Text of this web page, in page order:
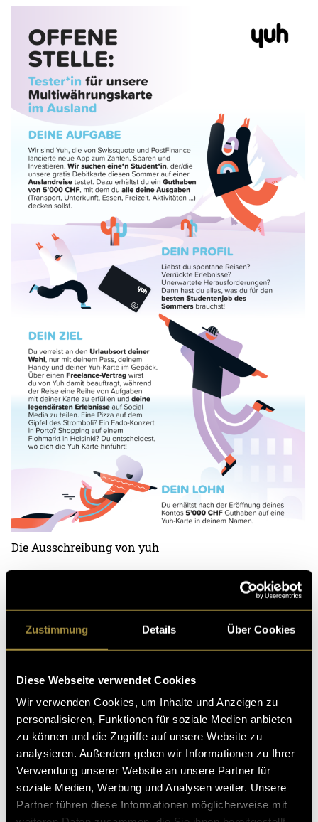
Zustimmung Details Über Cookies
Diese Webseite verwendet Cookies
Wir verwenden Cookies, um Inhalte und Anzeigen zu
personalisieren, Funktionen für soziale Medien anbieten
zu können und die Zugriffe auf unsere Website zu
analysieren. Außerdem geben wir Informationen zu Ihrer
Verwendung unserer Website an unsere Partner für
soziale Medien, Werbung und Analysen weiter. Unsere
Partner führen diese Informationen möglicherweise mit
Die Ausschreibung von yuh
Das entstandene Video ist zwar nicht perfekt, hat es
aber in sich. Wegen der Formulierung: «Du verreist an
den Urlaubsort deiner Wahl, nur mit deinem Pass,
um eins «füdliblutt» an eine Bushaltestelle und filmte
mich dabei (Das Video ist auf meinem OnlyFans
abrufbar*). Lange Rede kurzer Sinn, meine Bewerbung
war die kreativste und ich darf diesen Sommer auf
Reisen gehen. (Wer sagt jetzt noch «öppis mit medie»
gibt kein Geld??)